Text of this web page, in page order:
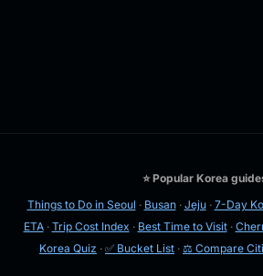
⭐ Popular Korea
Things to Do in Seoul · Busan· Jeju· 7-Day
ETA· Trip Cost Index · Best Time to Visit·
Korea Quiz · ✅ Bucket List · ⚖️ Compare